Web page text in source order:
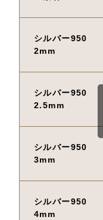
シルバー950
2mm
シルバー950
2.5mm
シルバー950
3mm
シルバー950
4mm